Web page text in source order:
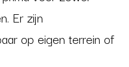
Er zijn
op eigen terrein of